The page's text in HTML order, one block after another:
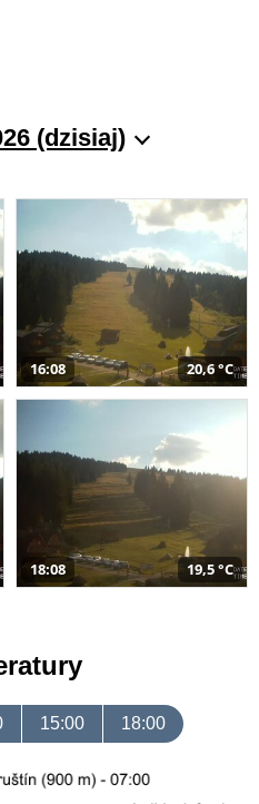
(dzisiaj)
16:08 20,6 °C
18:08 19,5 °C
15:00 18:00